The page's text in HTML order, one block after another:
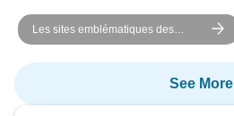
Les sites emblématiques des
Rocheuses de l'Ouest canadien :
circuit de 8 jours
See More